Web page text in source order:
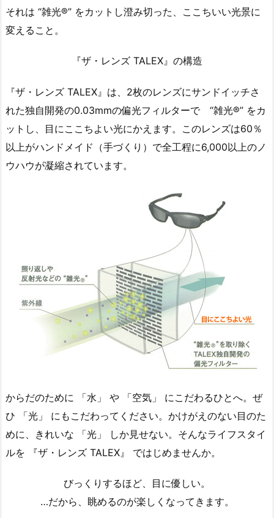
それは “雑光®” をカットし澄み切った、ここちいい光景に
変えること。
『ザ・レンズ TALEX』の構造
『ザ・レンズ TALEX』は、2枚のレンズにサンドイッチさ
れた独自開発の0.03mmの偏光フィルターで “雑光®” をカ
ットし、目にここちよい光にかえます。このレンズは60％
以上がハンドメイド（手づくり）で全工程に6,000以上のノ
ウハウが凝縮されています。
からだのために 「水」 や 「空気」 にこだわるひとへ。ぜ
ひ 「光」 にもこだわってください。かけがえのない目のた
めに、きれいな 「光」 しか見せない。そんなライフスタイ
ルを 『ザ・レンズ TALEX』 ではじめませんか。
びっくりするほど、目に優しい。
…だから、眺めるのが楽しくなってきます。